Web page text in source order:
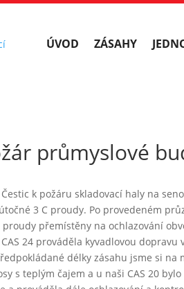
ÚVOD ZÁSAHY
průmyslové
k požáru skladovací haly na
3 C proudy. Po provedeném
přemístěny na ochlazování
24 prováděla kyvadlovou dopravu
délky zásahu jsme si na
s teplým čajem a u naši CAS 20